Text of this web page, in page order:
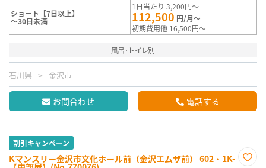
ショート【7日以上】
～30日未満
1日当たり 3,200円～
112,500 円/月～
初期費用他 16,500円～
風呂･トイレ別
石川県 金沢市
お問合わせ 電話する
割引キャンペーン
Kマンスリー金沢市文化ホール前（金沢エムザ前） 602・1K-